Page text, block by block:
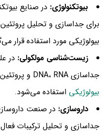
بیوتکنولوژی: در صنایع
برای جداسازی و تحلیل
بیولوژیکی مورد استفاده قرار
زیست‌شناسی مولکولی: در
جداسازی DNA، RNA و پروتئین‌ها برای مطالعات ژنتیکی و
بیولوژیکی استفاده می‌شود.
داروسازی: در صنعت
جداسازی و تحلیل ترکیبات